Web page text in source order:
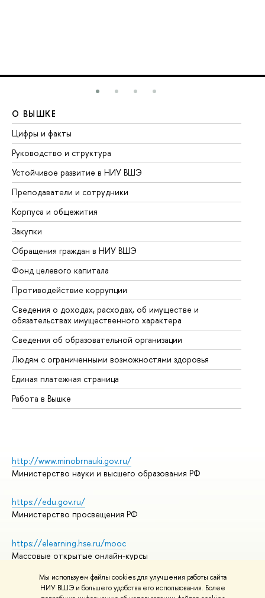
Мы используем файлы cookies для улучшения работы сайта
НИУ ВШЭ и большего удобства его использования. Более
О ВЫШКЕ
Цифры и факты
Руководство и структура
Устойчивое развитие в НИУ ВШЭ
Преподаватели и сотрудники
Корпуса и общежития
Закупки
Обращения граждан в НИУ ВШЭ
Фонд целевого капитала
Противодействие коррупции
Сведения о доходах, расходах, об имуществе и
обязательствах имущественного характера
Сведения об образовательной организации
Людям с ограниченными возможностями здоровья
Единая платежная страница
Работа в Вышке
http://www.minobrnauki.gov.ru/
Министерство науки и высшего образования РФ
https://edu.gov.ru/
Министерство просвещения РФ
https://elearning.hse.ru/mooc
Массовые открытые онлайн-курсы